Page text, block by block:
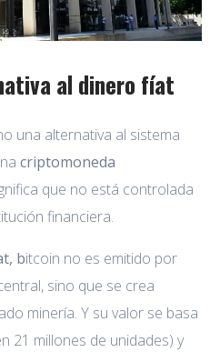
al dinero fíat
una alternativa al sistema
criptomoneda
que no está controlada
financiera.
bitcoin no es emitido por
sino que se crea
minería. Y su valor se basa
21 millones de unidades) y